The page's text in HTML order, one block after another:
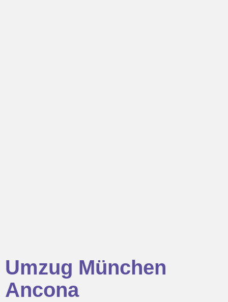
Umzug München
Ancona